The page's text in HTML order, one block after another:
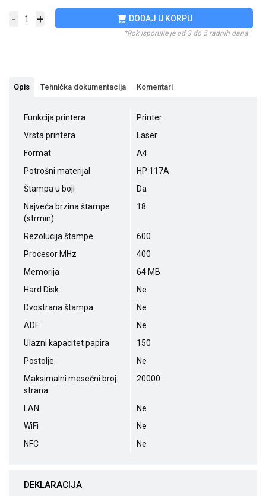
- + DODAJ U KORPU
*Rok isporuke je od 3 do 5 radnih dana
Opis Tehnička dokumentacija Komentari
Funkcija printera
Printer
Vrsta printera
Laser
Format
A4
Potrošni materijal
HP 117A
Štampa u boji
Da
Najveća brzina štampe
(strmin)
18
Rezolucija štampe
600
Procesor MHz
400
Memorija
64 MB
Hard Disk
Ne
Dvostrana štampa
Ne
ADF
Ne
Ulazni kapacitet papira
150
Postolje
Ne
Maksimalni mesečni broj
strana
20000
LAN
Ne
WiFi
Ne
NFC
Ne
DEKLARACIJA